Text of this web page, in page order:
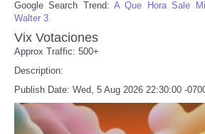
Google Search Trend:A Que Hora Sale
Walter 3
Vix Votaciones
Approx Traffic: 500+
Description:
Publish Date: Wed, 5 Aug 2026 22:30:00 -